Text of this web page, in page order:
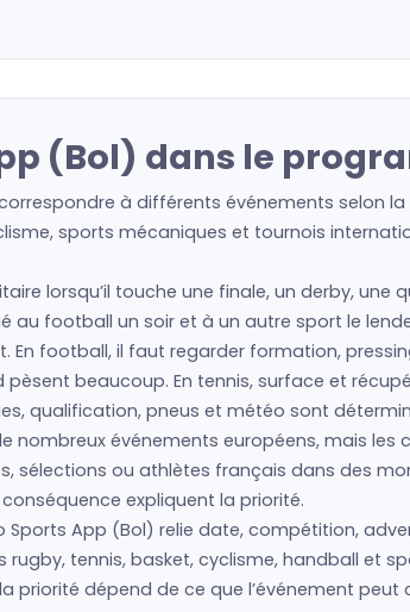
(Bol) dans le
à différents événements selon
sports mécaniques et tournois
lorsqu’il touche une finale, un derby,
au football un soir et à un autre sport le
En football, il faut regarder formation,
beaucoup. En tennis, surface et
qualification, pneus et météo sont
nombreux événements européens, mais
sélections ou athlètes français dans des
expliquent la priorité.
Sports App (Bol) relie date, compétition,
rugby, tennis, basket, cyclisme, handball et
priorité dépend de ce que l’événement